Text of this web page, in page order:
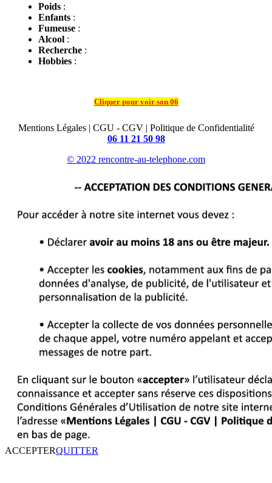
Poids :
Enfants :
Fumeuse :
Alcool :
Recherche :
Hobbies :
Cliquer pour voir son 06
Mentions Légales | CGU - CGV | Politique de Confidentialité
06 11 21 50 98
© 2022 rencontre-au-telephone.com
ACCEPTERQUITTER